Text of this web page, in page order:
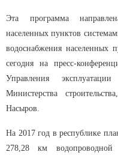
Эта программа
населенных пунктов
водоснабжения населенных
сегодня на пресс-
Управления
Министерства
Насыров.
На 2017 год в республике
278,28 км